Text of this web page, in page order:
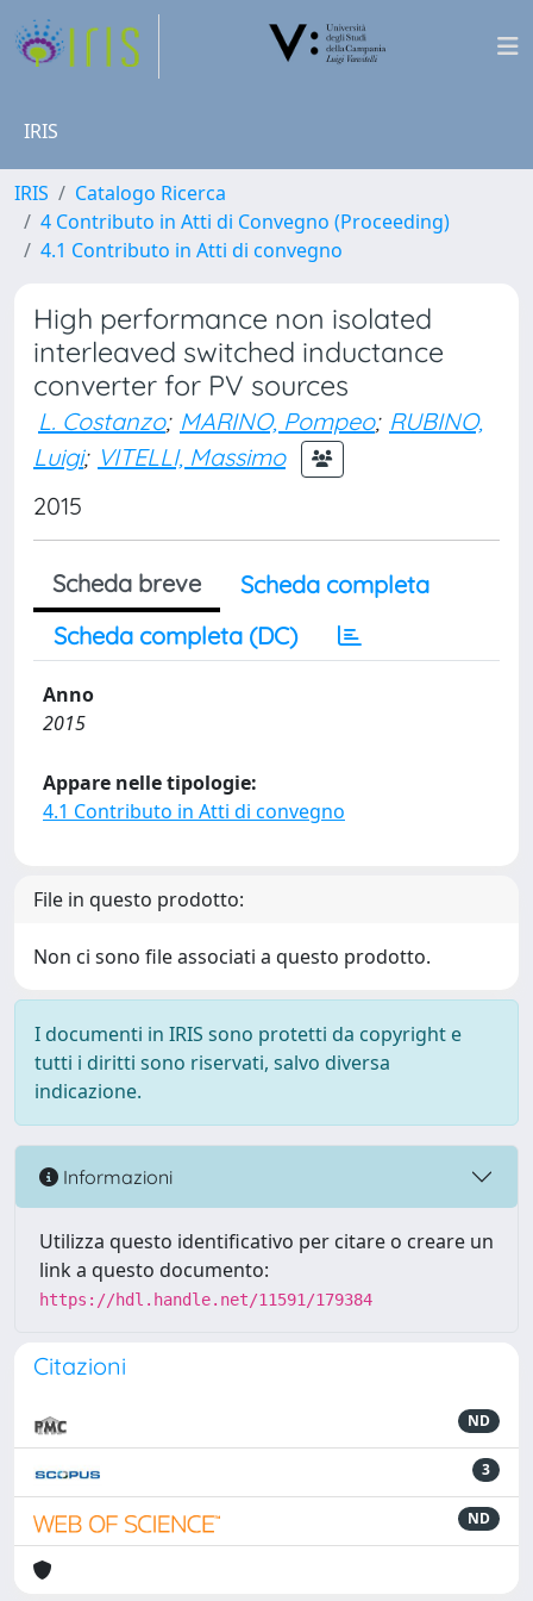
IRIS
IRIS
Catalogo Ricerca
4 Contributo in Atti di Convegno (Proceeding)
4.1 Contributo in Atti di convegno
High performance non isolated
interleaved switched inductance
converter for PV sources
L. Costanzo; MARINO, Pompeo; RUBINO,
Luigi; VITELLI, Massimo
2015
Scheda breve
Scheda completa
Scheda completa (DC)
Anno
2015
Appare nelle tipologie:
4.1 Contributo in Atti di convegno
File in questo prodotto:
Non ci sono file associati a questo prodotto.
I documenti in IRIS sono protetti da copyright e
tutti i diritti sono riservati, salvo diversa
indicazione.
Informazioni
Utilizza questo identificativo per citare o creare un
link a questo documento:
https://hdl.handle.net/11591/179384
Citazioni
ND
3
ND